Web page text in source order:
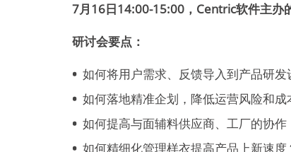
7月16日14:00-15:00，Centric软件主办
研讨会要点：
如何将用户需求、反馈导入到产品研发
如何落地精准企划，降低运营风险和成
如何提高与面辅料供应商、工厂的协作
如何精细化管理样衣提高产品上新速度